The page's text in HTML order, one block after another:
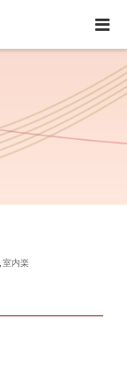
,室内楽